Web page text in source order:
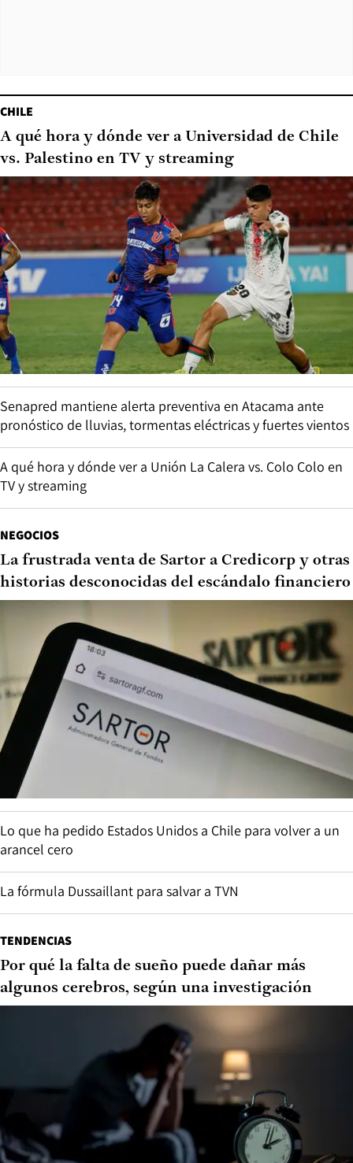
CHILE
A qué hora y dónde ver a Universidad de Chile
vs. Palestino en TV y streaming
Senapred mantiene alerta preventiva en Atacama ante
pronóstico de lluvias, tormentas eléctricas y fuertes vientos
A qué hora y dónde ver a Unión La Calera vs. Colo Colo en
TV y streaming
NEGOCIOS
La frustrada venta de Sartor a Credicorp y otras
historias desconocidas del escándalo financiero
Lo que ha pedido Estados Unidos a Chile para volver a un
arancel cero
La fórmula Dussaillant para salvar a TVN
TENDENCIAS
Por qué la falta de sueño puede dañar más
algunos cerebros, según una investigación